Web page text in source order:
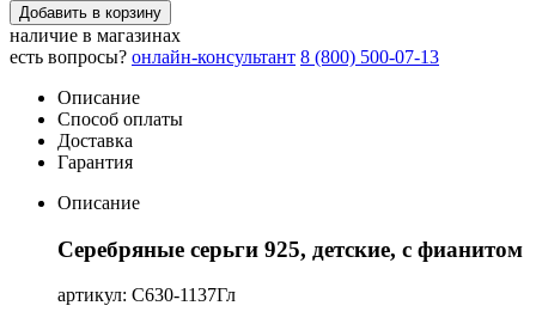
Добавить в корзину
наличие в магазинах
есть вопросы? онлайн-консультант 8 (800) 500-07-13
Описание
Способ оплаты
Доставка
Гарантия
Описание
Серебряные серьги 925, детские, с фианитом
артикул: С630-1137Гл